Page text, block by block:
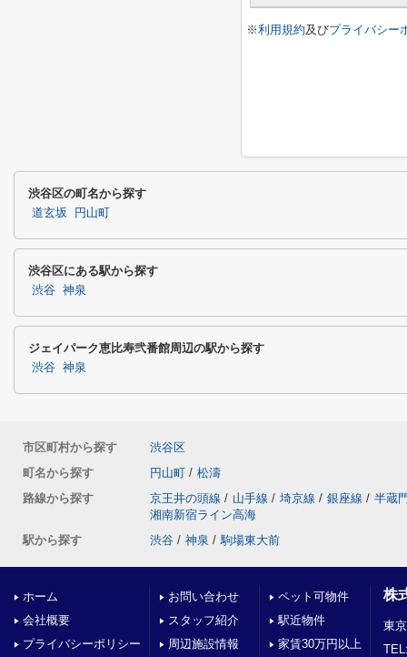
※利用規約及びプライバシー
渋谷区の町名から探す
道玄坂 円山町
渋谷区にある駅から探す
渋谷 神泉
ジェイパーク恵比寿弐番館周辺の駅から探す
渋谷 神泉
市区町村から探す
渋谷区
町名から探す
円山町 / 松濤
路線から探す
京王井の頭線 / 山手線 / 埼京線 / 銀座線 / 半蔵
湘南新宿ライン高海
駅から探す
渋谷 / 神泉 / 駒場東大前
ホーム
会社概要
プライバシーポリシー
お問い合わせ
スタッフ紹介
周辺施設情報
ペット可物件
駅近物件
家賃30万円以上
株
東